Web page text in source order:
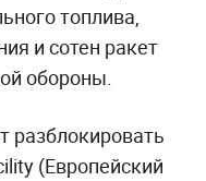
топлива,
и сотен ракет
обороны.
разблокировать
(Европейский